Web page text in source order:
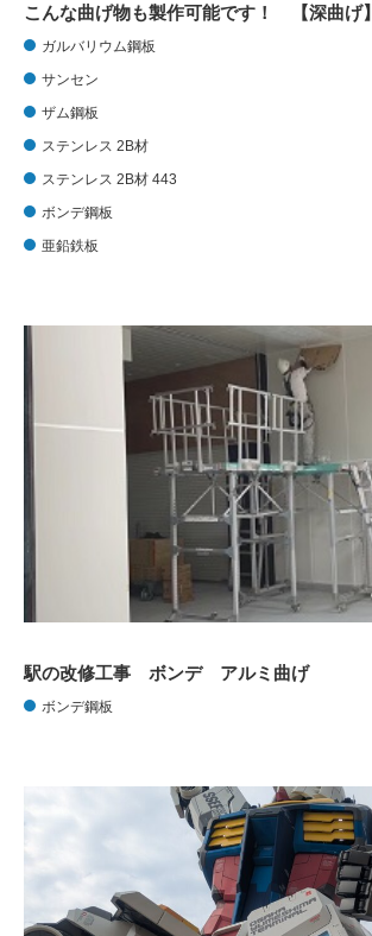
こんな曲げ物も製作可能です！ 【深曲げ】
ガルバリウム鋼板
サンセン
ザム鋼板
ステンレス 2B材
ステンレス 2B材 443
ボンデ鋼板
亜鉛鉄板
駅の改修工事 ボンデ アルミ曲げ
ボンデ鋼板